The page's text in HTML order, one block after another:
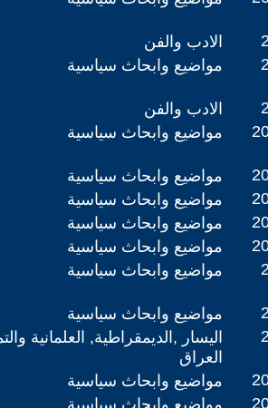
الادب والفن
مواضيع وابحاث سياسية
الادب والفن
مواضيع وابحاث سياسية
مواضيع وابحاث سياسية
مواضيع وابحاث سياسية
مواضيع وابحاث سياسية
مواضيع وابحاث سياسية
مواضيع وابحاث سياسية
مواضيع وابحاث سياسية
اليسار ,الديمقراطية, العلمانية
العراق
مواضيع وابحاث سياسية
مواضيع وابحاث سياسية